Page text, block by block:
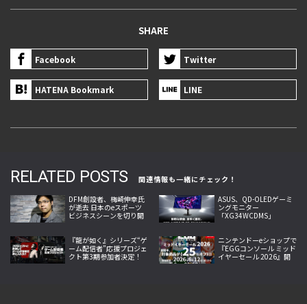
SHARE
Facebook Twitter
HATENA Bookmark LINE
RELATED POSTS
関連情報も一緒にチェック！
DFM創設者、梅崎伸幸氏
が逝去 日本のeスポーツ
ビジネスシーンを切り開
ASUS、QD-OLEDゲーミ
ングモニター
「XG34WCDMS」
『龍が如く』シリーズ“ゲ
ーム配信者”応援プロジェ
クト第3期参加者決定！
ニンテンドーeショップで
『EGGコンソール ミッド
イヤーセール 2026』開